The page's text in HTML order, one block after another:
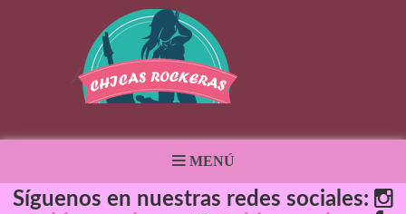
MENÚ
Síguenos en nuestras redes sociales: